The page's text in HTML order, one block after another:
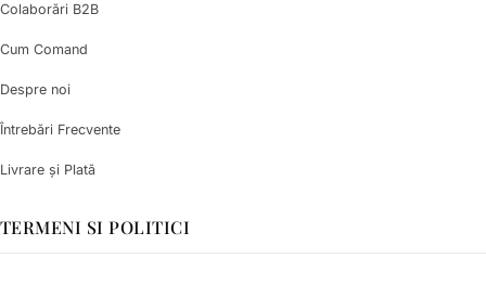
Colaborări B2B
Cum Comand
Despre noi
Întrebări Frecvente
Livrare și Plată
TERMENI SI POLITICI